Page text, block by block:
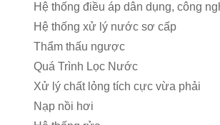
Hệ thống điều áp dân dụng, công
Hệ thống xử lý nước sơ cấp
Thẩm thấu ngược
Quá Trình Lọc Nước
Xử lý chất lỏng tích cực vừa phải
Nạp nồi hơi